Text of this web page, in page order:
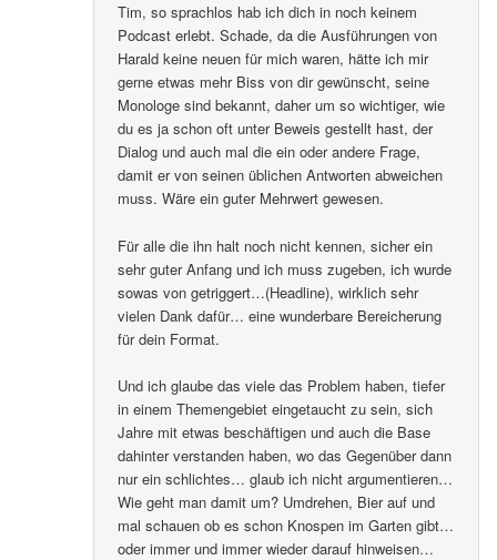
Tim, so sprachlos hab ich dich in noch keinem
Podcast erlebt. Schade, da die Ausführungen von
Harald keine neuen für mich waren, hätte ich mir
gerne etwas mehr Biss von dir gewünscht, seine
Monologe sind bekannt, daher um so wichtiger, wie
du es ja schon oft unter Beweis gestellt hast, der
Dialog und auch mal die ein oder andere Frage,
damit er von seinen üblichen Antworten abweichen
muss. Wäre ein guter Mehrwert gewesen.
Für alle die ihn halt noch nicht kennen, sicher ein
sehr guter Anfang und ich muss zugeben, ich wurde
sowas von getriggert…(Headline), wirklich sehr
vielen Dank dafür… eine wunderbare Bereicherung
für dein Format.
Und ich glaube das viele das Problem haben, tiefer
in einem Themengebiet eingetaucht zu sein, sich
Jahre mit etwas beschäftigen und auch die Base
dahinter verstanden haben, wo das Gegenüber dann
nur ein schlichtes… glaub ich nicht argumentieren…
Wie geht man damit um? Umdrehen, Bier auf und
mal schauen ob es schon Knospen im Garten gibt…
oder immer und immer wieder darauf hinweisen…